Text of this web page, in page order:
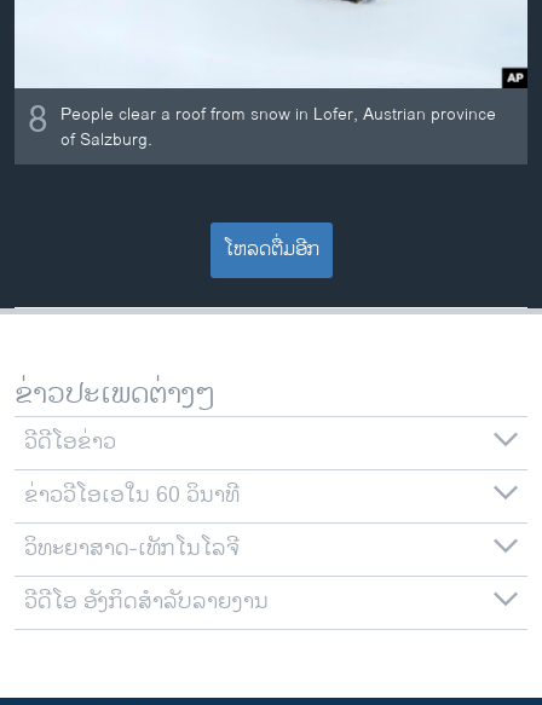
8 People clear a roof from snow in Lofer, Austrian province
of Salzburg.
ໂຫລດຕື່ມອີກ
ຂ່າວປະເພດຕ່າງໆ
ວີດີໂອຂ່າວ
ຂ່າວວີໂອເອໃນ 60 ວິນາທີ
ວິທະຍາສາດ-ເທັກໂນໂລຈີ
ວີດີໂອ ອັງກິດສຳລັບລາຍງານ